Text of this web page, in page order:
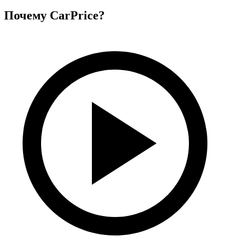
Почему CarPrice?